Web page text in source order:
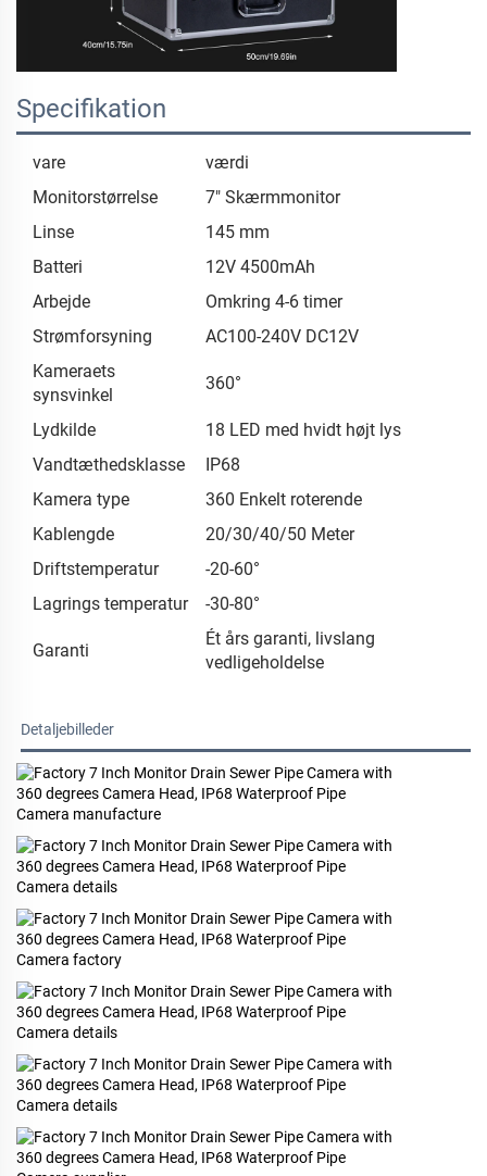
Specifikation
vare
værdi
Monitorstørrelse
7" Skærmmonitor
Linse
145 mm
Batteri
12V 4500mAh
Arbejde
Omkring 4-6 timer
Strømforsyning
AC100-240V DC12V
Kameraets
synsvinkel
360°
Lydkilde
18 LED med hvidt højt lys
Vandtæthedsklasse
IP68
Kamera type
360 Enkelt roterende
Kablengde
20/30/40/50 Meter
Driftstemperatur
-20-60°
Lagrings temperatur
-30-80°
Garanti
Ét års garanti, livslang
vedligeholdelse
Detaljebilleder